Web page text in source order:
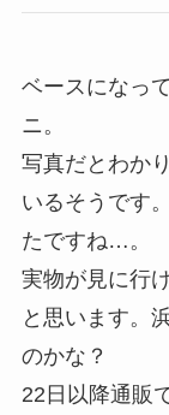
ベースになっ
ニ。
写真だとわか
いるそうです
たですね…。
実物が見に行
と思います。
のかな？
22日以降通販